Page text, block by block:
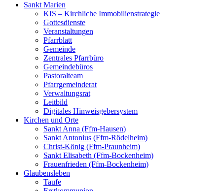
Sankt Marien
KIS – Kirchliche Immobilienstrategie
Gottesdienste
Veranstaltungen
Pfarrblatt
Gemeinde
Zentrales Pfarrbüro
Gemeindebüros
Pastoralteam
Pfarrgemeinderat
Verwaltungsrat
Leitbild
Digitales Hinweisgebersystem
Kirchen und Orte
Sankt Anna (Ffm-Hausen)
Sankt Antonius (Ffm-Rödelheim)
Christ-König (Ffm-Praunheim)
Sankt Elisabeth (Ffm-Bockenheim)
Frauenfrieden (Ffm-Bockenheim)
Glaubensleben
Taufe